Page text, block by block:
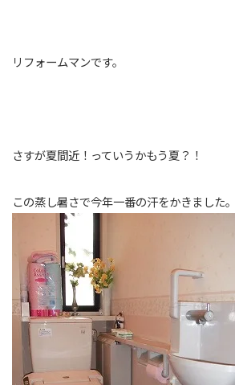
リフォームマンです。
さすが夏間近！っていうかもう夏？！
この蒸し暑さで今年一番の汗をかきました。